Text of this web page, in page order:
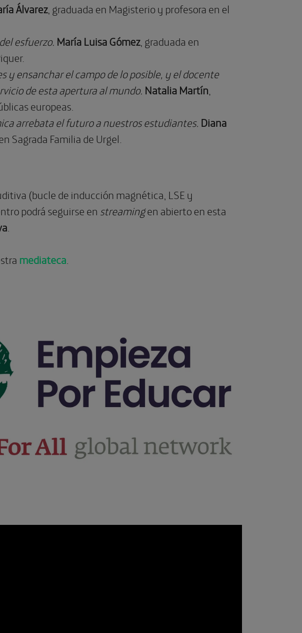
Álvarez, graduada en Magisterio y profesora en el
esfuerzo. María Luisa Gómez, graduada en
y ensanchar el campo de lo posible, y el docente
de esta apertura al mundo. Natalia Martín
europeas.
arrebata el futuro a nuestros estudiantes. Diana
Sagrada Familia de Urgel.
(bucle de inducción magnética, LSE y
podrá seguirse en streamingen abierto en esta
mediateca